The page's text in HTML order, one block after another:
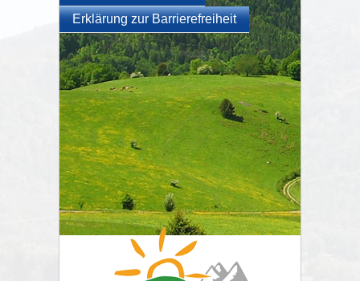
Erklärung zur Barrierefreiheit